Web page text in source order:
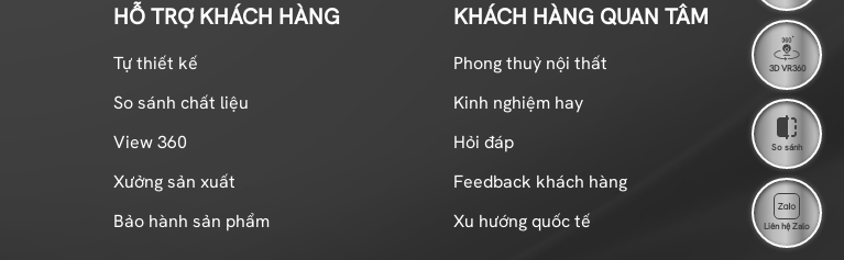
HỖ TRỢ KHÁCH HÀNG
Tự thiết kế
So sánh chất liệu
View 360
Xưởng sản xuất
Bảo hành sản phẩm
KHÁCH HÀNG QUAN TÂM
Phong thuỷ nội thất
Kinh nghiệm hay
Hỏi đáp
Feedback khách hàng
Xu hướng quốc tế
3D VR360
So sánh
Liên hệ Zalo